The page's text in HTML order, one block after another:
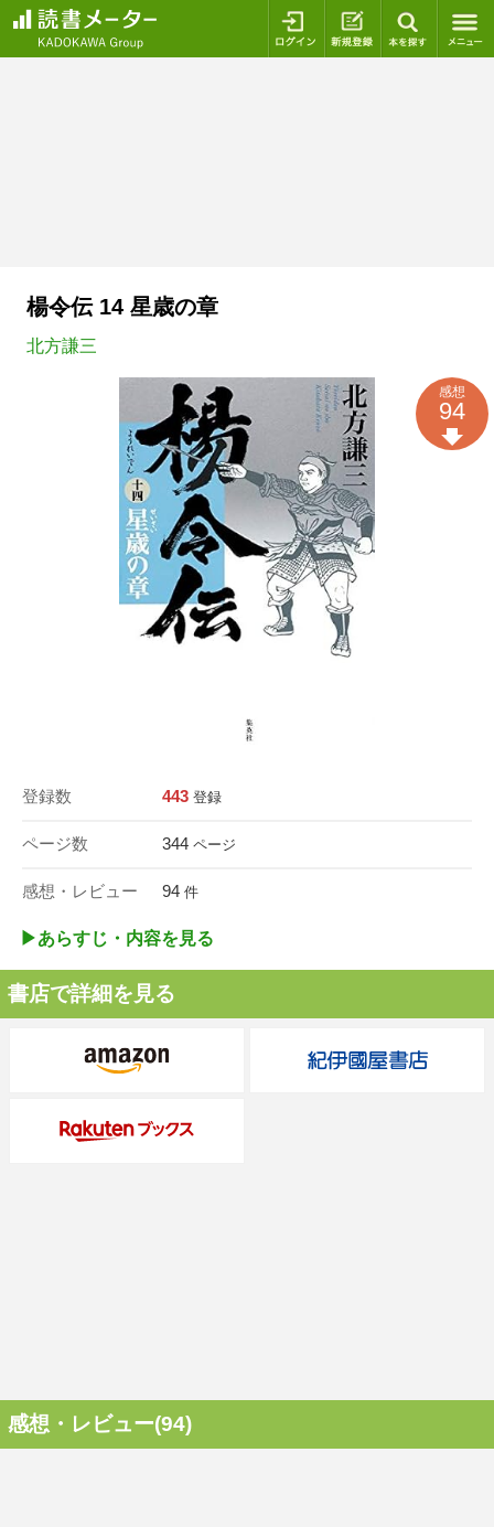
ログイン 新規登録
楊令伝 14 星歳の章
北方謙三
登録数 443 登録
ページ数 344 ページ
感想・レビュー 94 件
感想
94
▶︎あらすじ・内容を見る
書店で詳細を見る
感想・レビュー(94)